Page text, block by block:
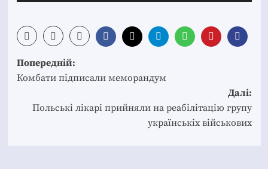
Post
navigation
Попередній:
Комбати підписали меморандум
Далі:
Польські лікарі прийняли на реабілітацію групу
українськіх військових